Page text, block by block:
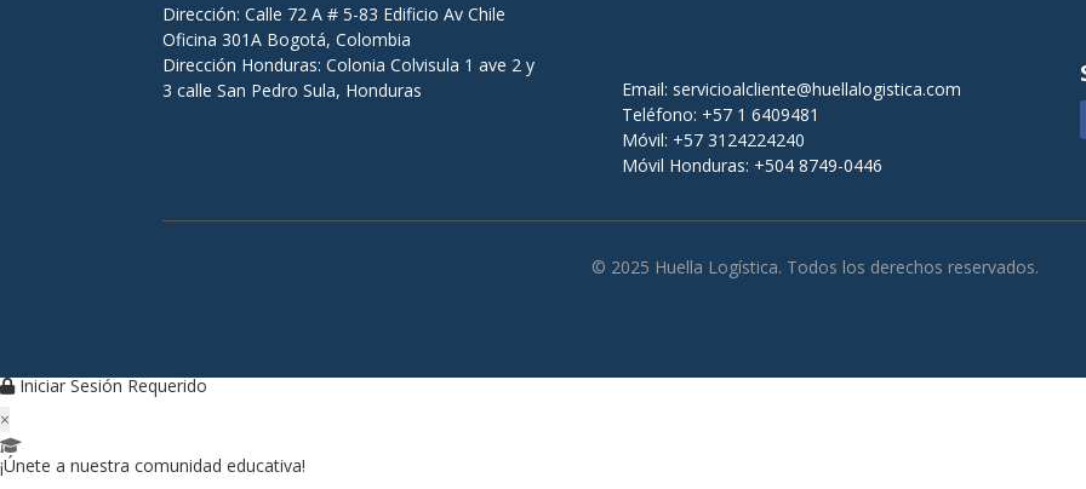
Dirección: Calle 72 A # 5-83 Edificio Av Chile
Oficina 301A Bogotá, Colombia
Dirección Honduras: Colonia Colvisula 1 ave 2 y
3 calle San Pedro Sula, Honduras
Email: servicioalcliente@huellalogistica.com
Teléfono: +57 1 6409481
Móvil: +57 3124224240
Móvil Honduras: +504 8749-0446
© 2025 Huella Logística. Todos los derechos reservados.
Iniciar Sesión Requerido
×
¡Únete a nuestra comunidad educativa!